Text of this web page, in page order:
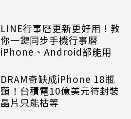
LINE行事曆更新更好用！教
你一鍵同步手機行事曆
iPhone、Android都能用
DRAM奇缺成iPhone 18瓶
頸！台積電10億美元待封裝
晶片只能枯等